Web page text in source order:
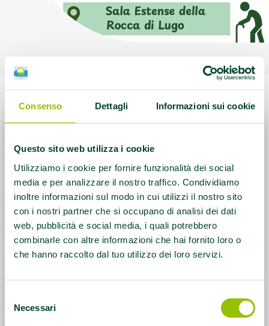
Consenso Dettagli Informazioni sui cookie
Questo sito web utilizza i cookie
Utilizziamo i cookie per fornire funzionalità dei social
media e per analizzare il nostro traffico. Condividiamo
inoltre informazioni sul modo in cui utilizzi il nostro sito
con i nostri partner che si occupano di analisi dei dati
web, pubblicità e social media, i quali potrebbero
combinarle con altre informazioni che hai fornito loro o
che hanno raccolto dal tuo utilizzo dei loro servizi.
delNecessari